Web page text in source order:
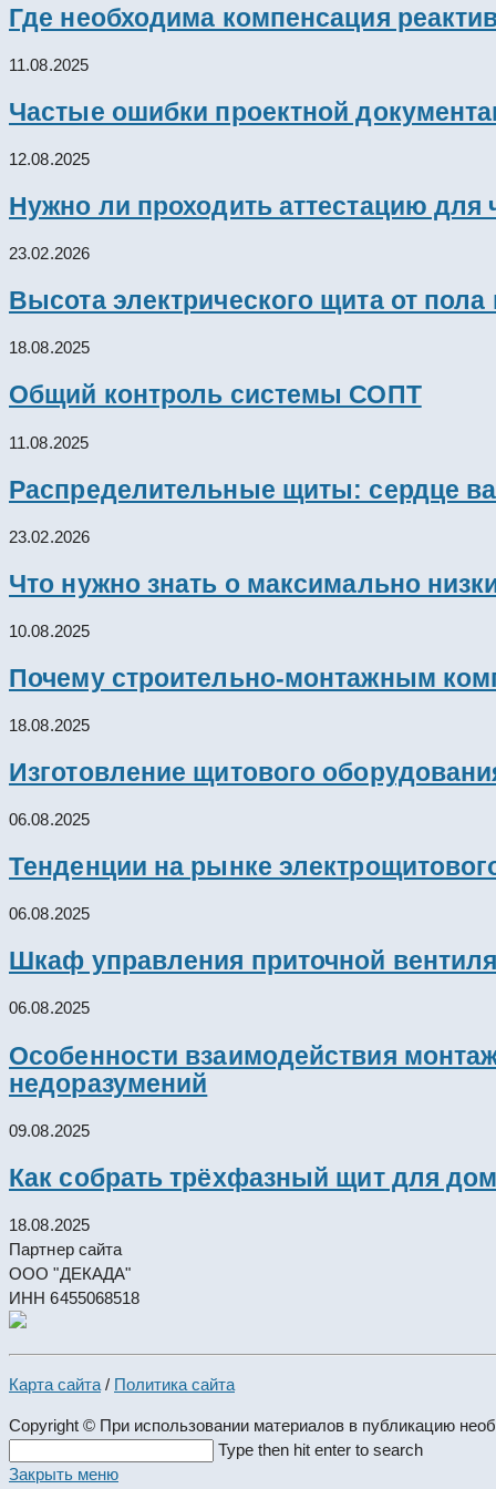
Где необходима компенсация
11.08.2025
Частые ошибки проектной
12.08.2025
Нужно ли проходить аттестацию для
23.02.2026
Высота электрического щита от
18.08.2025
Общий контроль системы СОПТ
11.08.2025
Распределительные щиты: сердце
23.02.2026
Что нужно знать о максимально
10.08.2025
Почему строительно-монтажным
18.08.2025
Изготовление щитового
06.08.2025
Тенденции на рынке
06.08.2025
Шкаф управления приточной
06.08.2025
Особенности взаимодействия
недоразумений
09.08.2025
Как собрать трёхфазный щит для
18.08.2025
Партнер сайта
ООО "ДЕКАДА"
ИНН 6455068518
Карта сайта / Политика сайта
Copyright © При использовании материалов в публикацию
this
Type then hit enter to search
Закрыть меню